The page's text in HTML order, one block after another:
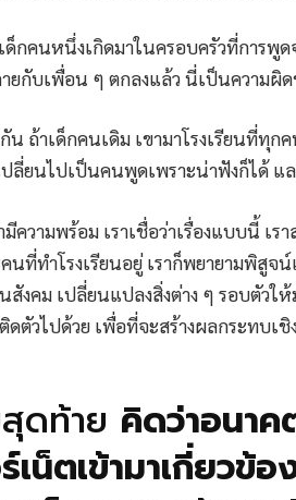
ด็กคนหนึ่งเกิดมาในครอบครัวที่การพูด
ยกับเพื่อน ๆ ตกลงแล้ว นี่เป็นความผิ
ถ้าเด็กคนเดิม เขามาโรงเรียนที่ทุก
ลี่ยนไปเป็นคนพูดเพราะน่าฟังก็ได้ แ
ความพร้อม เราเชื่อว่าเรื่องแบบนี้ เ
นที่ทำโรงเรียนอยู่ เราก็พยายามพิสูจ
สังคม เปลี่ยนแปลงสิ่งต่าง ๆ รอบตัวใ
ตัวไปด้วย เพื่อที่จะสร้างผลกระทบเชิ
ดท้าย คิดว่าอนา
เน็ตเข้ามาเกี่ยว